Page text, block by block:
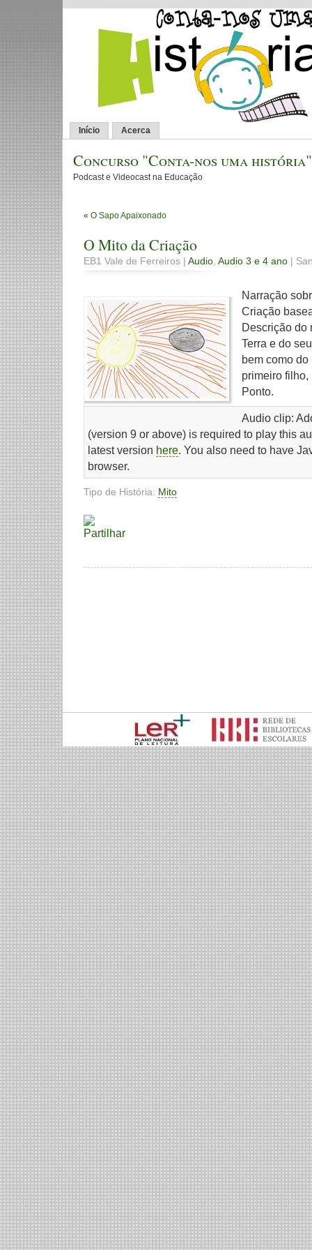
Início Acerca
Concurso "Conta-nos uma história"
Podcast e Videocast na Educação
« O Sapo Apaixonado
O Mito da Criação
EB1 Vale de Ferreiros | Audio, Audio 3 e 4 ano |
Narração
Criação
Descrição do
Terra e do
bem como
primeiro
Ponto.
Audio clip:
(version 9 or above) is required to play this
latest version here. You also need to have
browser.
Tipo de História: Mito